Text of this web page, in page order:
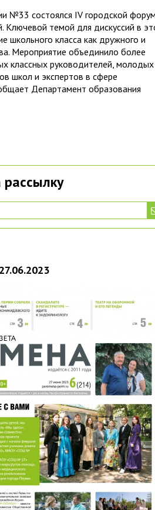
№33 состоялся IV городской
Ключевой темой для дискуссий в
школьного класса как дружного и
Мероприятие объединило более
классных руководителей, молодых
школ и экспертов в сфере
Департамент образования